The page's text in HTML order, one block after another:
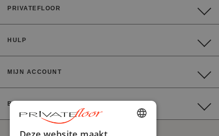
PRIVATEFLOOR
HULP
MIJN ACCOUNT
BETALING